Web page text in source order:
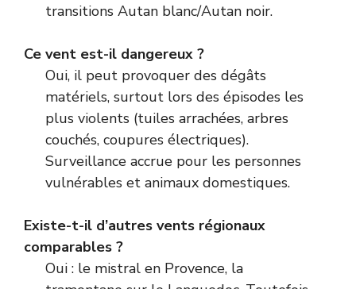
transitions Autan blanc/Autan noir.
Ce vent est-il dangereux ?
Oui, il peut provoquer des dégâts
matériels, surtout lors des épisodes les
plus violents (tuiles arrachées, arbres
couchés, coupures électriques).
Surveillance accrue pour les personnes
vulnérables et animaux domestiques.
Existe-t-il d’autres vents régionaux
comparables ?
Oui : le mistral en Provence, la